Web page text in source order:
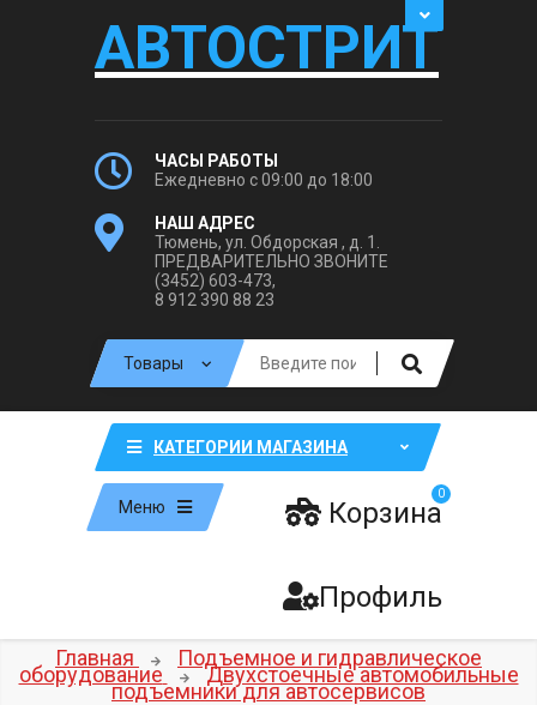
АВТОСТРИТ
ЧАСЫ РАБОТЫ
Ежедневно с 09:00 до 18:00
НАШ АДРЕС
Тюмень, ул. Обдорская , д. 1.
ПРЕДВАРИТЕЛЬНО ЗВОНИТЕ
(3452) 603-473,
8 912 390 88 23
КАТЕГОРИИ МАГАЗИНА
Меню Корзина
0
Профиль
Главная Подъемное и гидравлическое
оборудование Двухстоечные автомобильные
подъемники для автосервисов